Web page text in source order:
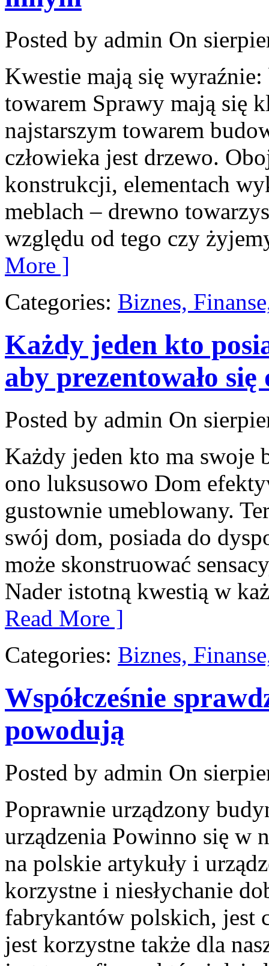
Posted by admin On
Kwestie mają się
towarem Sprawy mają się
najstarszym towarem
człowieka jest drzewo.
konstrukcji, elementach
meblach – drewno
względu od tego czy
More ]
Categories: Biznes,
Każdy jeden kto
aby prezentowało
Posted by admin On
Każdy jeden kto ma swoje
ono luksusowo Dom
gustownie umeblowany.
swój dom, posiada do
może skonstruować
Nader istotną kwestią w
Read More ]
Categories: Biznes,
Współcześnie
powodują
Posted by admin On
Poprawnie urządzony
urządzenia Powinno się w
na polskie artykuły i
korzystne i niesłychanie
fabrykantów polskich, jest
jest korzystne także dla